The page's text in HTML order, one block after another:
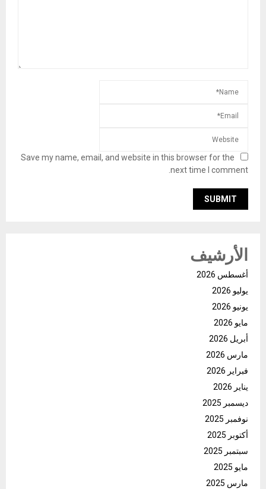
Save my name, email, and website in this browser for the
next time I comment.
الأرشيف
أغسطس 2026
يوليو 2026
يونيو 2026
مايو 2026
أبريل 2026
مارس 2026
فبراير 2026
يناير 2026
ديسمبر 2025
نوفمبر 2025
أكتوبر 2025
سبتمبر 2025
مايو 2025
مارس 2025